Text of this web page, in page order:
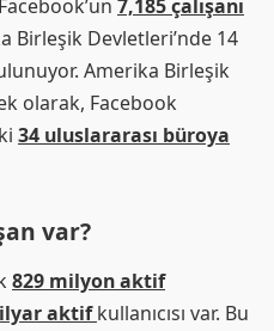
7,185 çalışanı
Birleşik Devletleri’nde 14
Amerika Birleşik
olarak, Facebook
34 uluslararası büroya
var?
829 milyon aktif
aktifkullanıcısı var. Bu